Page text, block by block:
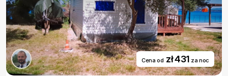
Cena od zł 431 za noc